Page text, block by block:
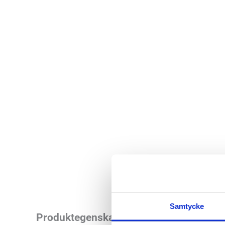
Samtycke
Produktegenskaper
Saucony